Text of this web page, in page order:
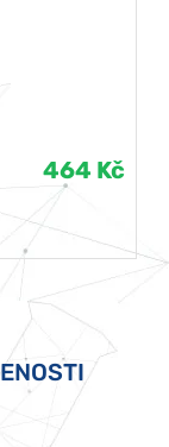
464 Kč